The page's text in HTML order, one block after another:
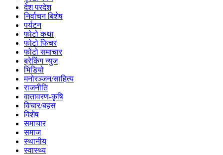
देश परदेश
निर्वाचन बिशेष
पर्यटन
फोटो कथा
फोटो फिचर
फोटो समाचार
ब्रेकिंग न्युज
भिडियो
मनोरञ्जन/साहित्य
राजनीति
वातावरण-कृषि
विचार/बहस
विशेष
समाचार
समाज
स्थानीय
स्वास्थ्य